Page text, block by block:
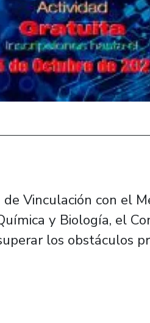
Vinculación con el
y Biología, el
los obstáculos